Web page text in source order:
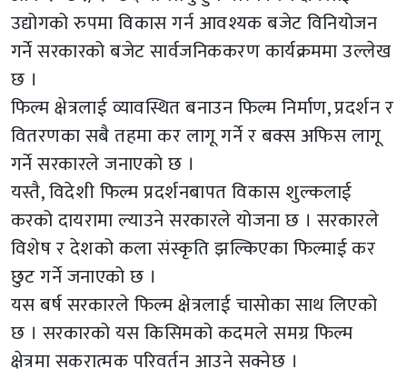
उद्योगको रुपमा विकास गर्न आवश्यक बजेट विनियोजन
गर्ने सरकारको बजेट सार्वजनिककरण कार्यक्रममा उल्लेख
छ ।
फिल्म क्षेत्रलाई व्यावस्थित बनाउन फिल्म निर्माण, प्रदर्शन र
वितरणका सबै तहमा कर लागू गर्ने र बक्स अफिस लागू
गर्ने सरकारले जनाएको छ ।
यस्तै, विदेशी फिल्म प्रदर्शनबापत विकास शुल्कलाई
करको दायरामा ल्याउने सरकारले योजना छ । सरकारले
विशेष र देशको कला संस्कृति झल्किएका फिल्माई कर
छुट गर्ने जनाएको छ ।
यस बर्ष सरकारले फिल्म क्षेत्रलाई चासोका साथ लिएको
छ । सरकारको यस किसिमको कदमले समग्र फिल्म
क्षेत्रमा सकरात्मक परिवर्तन आउने सक्नेछ ।